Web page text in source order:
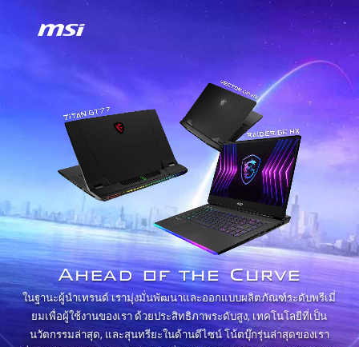
ในฐานะผู้นำเทรนด์ เรามุ่งมั่นพัฒนาและออกแบบผลิตภัณฑ์ระดับพรีเมี่
ยมเพื่อผู้ใช้งานของเรา ด้วยประสิทธิภาพระดับสูง, เทคโนโลยีที่เป็น
นวัตกรรมล่าสุด, และสุนทรียะในด้านดีไซน์ โน้ตบุ๊กรุ่นล่าสุดของเรา